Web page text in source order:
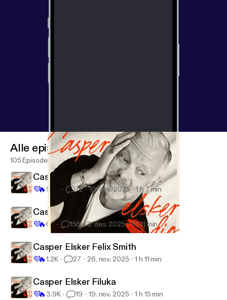
Casper Elsker Dig
Alle episoder
105 Episoder
Casper Elsker Isabel Christensen
💜🔥 9.2K 72 10. des. 2025 1 h 7 min
Casper Elsker Mads Langer
💜🔥6K 156 3. des. 2025 1 h 11 min
Casper Elsker Felix Smith
💜🔥1.2K 27 26. nov. 2025 1 h 11 min
Casper Elsker Filuka
💜🔥 3.9K 19 19. nov. 2025 1 h 15 min